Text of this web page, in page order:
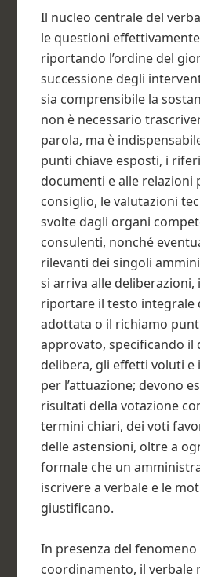
Il nucleo centrale del
le questioni
riportando l’ordine del
successione degli
sia comprensibile la
non è necessario
parola, ma è
punti chiave esposti, i
documenti e alle relazioni
consiglio, le valutazioni
svolte dagli organi
consulenti, nonché
rilevanti dei singoli
si arriva alle deliberazioni,
riportare il testo integrale
adottata o il richiamo
approvato, specificando il
delibera, gli effetti voluti
per l’attuazione; devono
risultati della votazione
termini chiari, dei voti
delle astensioni, oltre a
formale che un
iscrivere a verbale e le
giustificano.
In presenza del
coordinamento, il verbale